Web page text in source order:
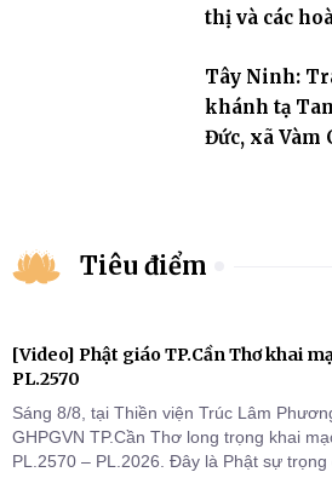
thị và các
Tây Ninh:
khánh tạ
Đức, xã Vàm
Tiêu điểm
[Video] Phật giáo TP.Cần Thơ khai
PL.2570
Sáng 8/8, tại Thiền viện Trúc Lâm
GHPGVN TP.Cần Thơ long trọng khai
PL.2570 – PL.2026. Đây là Phật sự trọng